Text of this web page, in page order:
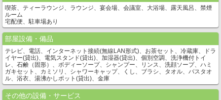
喫茶、ティーラウンジ、ラウンジ、宴会場、会議室、大浴場、露天風呂、禁煙
ルーム
宅配便、駐車場あり
部屋設備・備品
テレビ、電話、インターネット接続(無線LAN形式)、お茶セット、冷蔵庫、ドラ
イヤー(貸出)、電気スタンド(貸出)、加湿器(貸出)、個別空調、洗浄機付トイ
レ、石鹸（固形）、ボディーソープ、シャンプー、リンス、洗顔ソープ、ハミ
ガキセット、カミソリ、シャワーキャップ、くし、ブラシ、タオル、バスタオ
ル、浴衣、湯沸かしポット(貸出)、金庫
その他の設備・サービス